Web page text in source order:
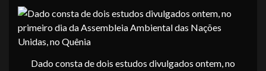
Dado consta de dois estudos divulgados ontem, no